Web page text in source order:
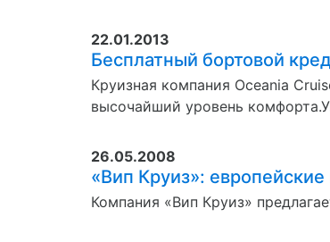
22.01.2013
Бесплатный бортовой
Круизная компания Oceania
высочайший уровень
26.05.2008
«Вип Круиз»:
Компания «Вип Круиз»